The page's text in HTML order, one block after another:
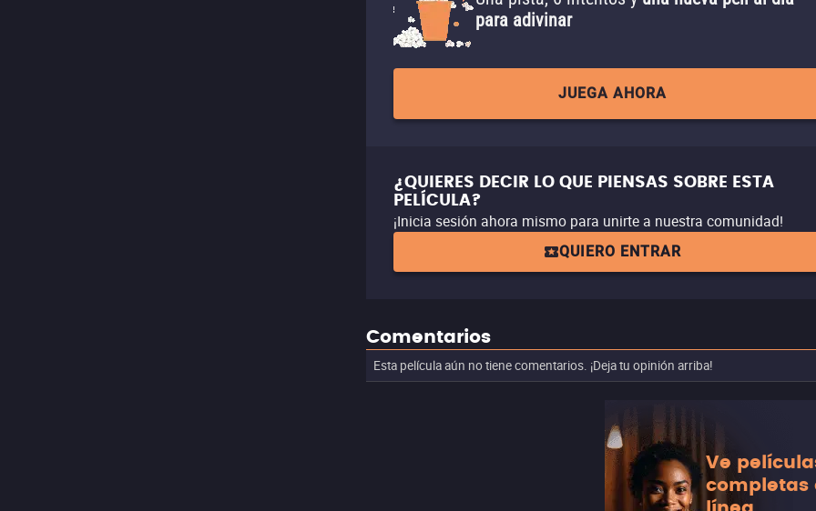
para adivinar
JUEGA AHORA
¿QUIERES DECIR LO QUE PIENSAS SOBRE ESTA
PELÍCULA?
¡Inicia sesión ahora mismo para unirte a nuestra comunidad!
QUIERO ENTRAR
Comentarios
Esta película aún no tiene comentarios. ¡Deja tu opinión arriba!
Ve
completas